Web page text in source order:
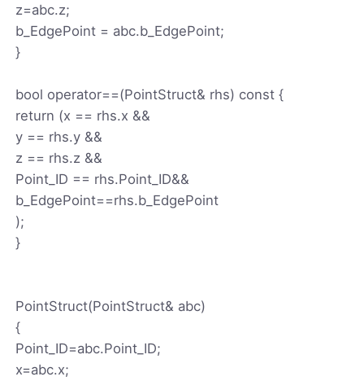
z=abc.z;
b_EdgePoint = abc.b_EdgePoint;
}
bool operator==(PointStruct& rhs) const {
return (x == rhs.x &&
y == rhs.y &&
z == rhs.z &&
Point_ID == rhs.Point_ID&&
b_EdgePoint==rhs.b_EdgePoint
);
}
PointStruct(PointStruct& abc)
{
Point_ID=abc.Point_ID;
x=abc.x;